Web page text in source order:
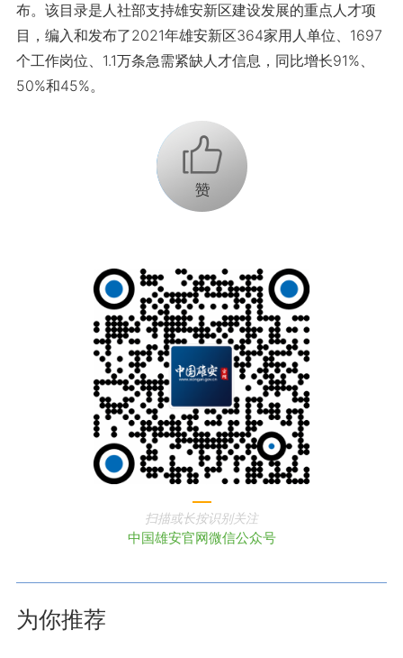
布。该目录是人社部支持雄安新区建设发展的重点人才项
目，编入和发布了2021年雄安新区364家用人单位、1697
个工作岗位、1.1万条急需紧缺人才信息，同比增长91%、
50%和45%。
+1
扫描或长按识别关注
中国雄安官网微信公众号
为你推荐